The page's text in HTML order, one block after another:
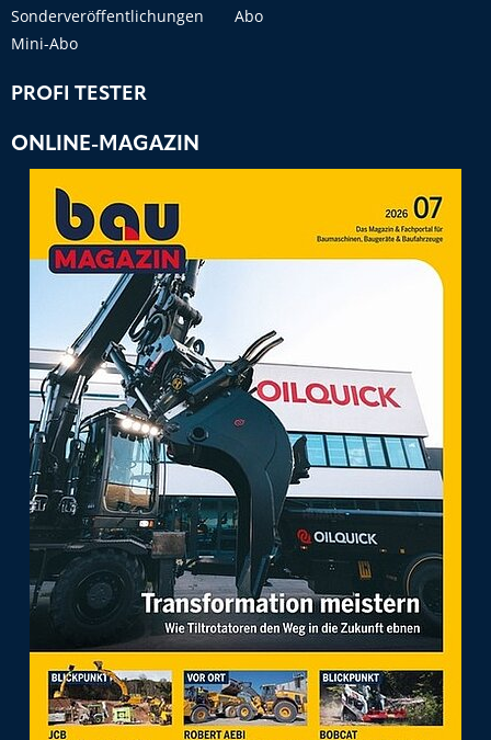
Sonderveröffentlichungen
Abo
Mini-Abo
PROFI TESTER
ONLINE-MAGAZIN